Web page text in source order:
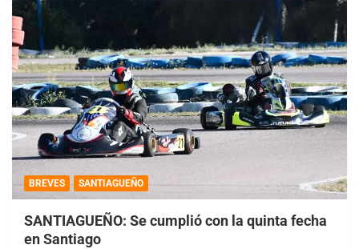
BREVES SANTIAGUEÑO
SANTIAGUEÑO: Se cumplió con la quinta fecha
en Santiago